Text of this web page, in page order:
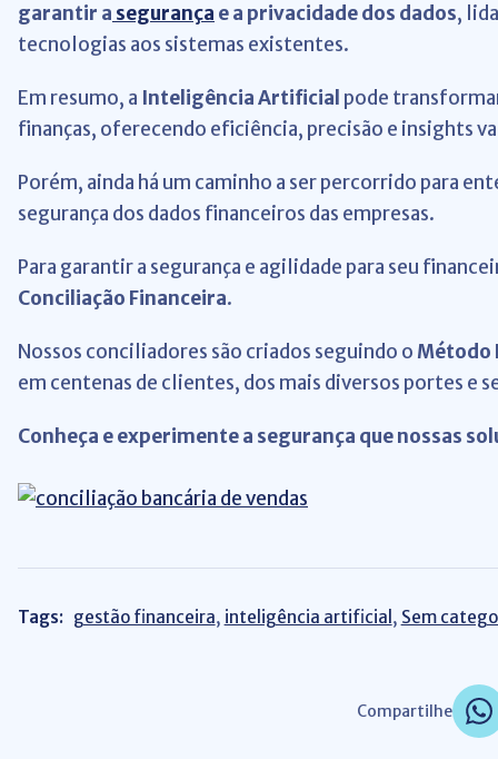
garantir a segurança e a privacidade dos dados,
tecnologias aos sistemas existentes.
Em resumo, a Inteligência Artificial pode
finanças, oferecendo eficiência, precisão e insights
Porém, ainda há um caminho a ser percorrido para
segurança dos dados financeiros das empresas.
Para garantir a segurança e agilidade para seu
Conciliação Financeira.
Nossos conciliadores são criados seguindo o Método
em centenas de clientes, dos mais diversos portes e
Conheça e experimente a segurança que nossas
Tags: gestão financeira, inteligência artificial , Sem
Compartilhe